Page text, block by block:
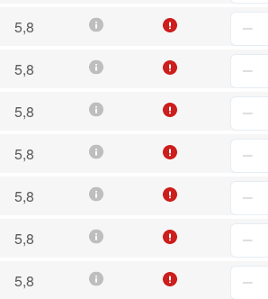
5,8
5,8
5,8
5,8
5,8
5,8
5,8